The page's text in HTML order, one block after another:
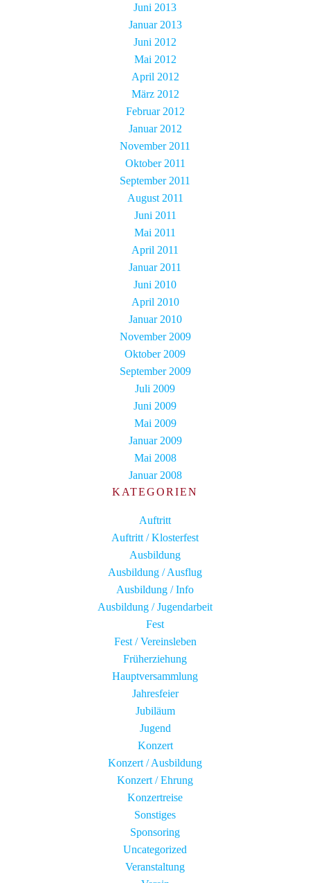
Juni 2013
Januar 2013
Juni 2012
Mai 2012
April 2012
März 2012
Februar 2012
Januar 2012
November 2011
Oktober 2011
September 2011
August 2011
Juni 2011
Mai 2011
April 2011
Januar 2011
Juni 2010
April 2010
Januar 2010
November 2009
Oktober 2009
September 2009
Juli 2009
Juni 2009
Mai 2009
Januar 2009
Mai 2008
Januar 2008
KATEGORIEN
Auftritt
Auftritt / Klosterfest
Ausbildung
Ausbildung / Ausflug
Ausbildung / Info
Ausbildung / Jugendarbeit
Fest
Fest / Vereinsleben
Früherziehung
Hauptversammlung
Jahresfeier
Jubiläum
Jugend
Konzert
Konzert / Ausbildung
Konzert / Ehrung
Konzertreise
Sonstiges
Sponsoring
Uncategorized
Veranstaltung